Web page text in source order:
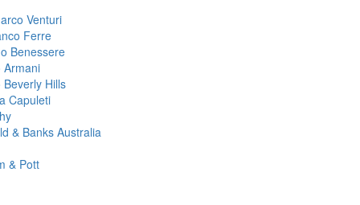
Venturi
Ferre
Benessere
Armani
Beverly Hills
Capuleti
& Banks Australia
& Pott